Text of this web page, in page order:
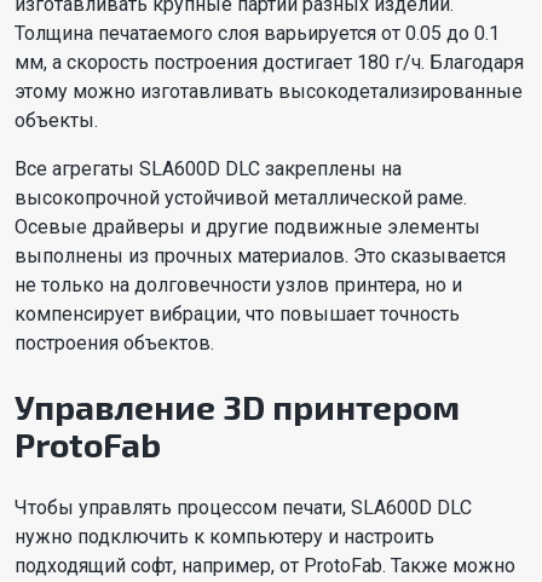
Толщина печатаемого слоя варьируется от 0.05 до 0.1
мм, а скорость построения достигает 180 г/ч. Благодаря
этому можно изготавливать высокодетализированные
объекты.
Все агрегаты SLA600D DLC закреплены на
высокопрочной устойчивой металлической раме.
Осевые драйверы и другие подвижные элементы
выполнены из прочных материалов. Это сказывается
не только на долговечности узлов принтера, но и
компенсирует вибрации, что повышает точность
построения объектов.
Управление 3D принтером
ProtoFab
Чтобы управлять процессом печати, SLA600D DLC
нужно подключить к компьютеру и настроить
подходящий софт, например, от ProtoFab. Также можно